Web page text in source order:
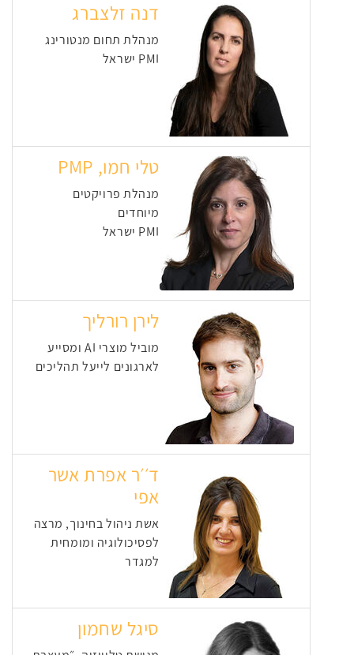
דנה זלצברג
מנהלת תחום מנטורינג
PMI ישראל
טלי חמו, PMP
מנהלת פרויקטים
מיוחדים
PMI ישראל
לירן רורליך
מוביל מוצרי AI ומסייע
לארגונים לייעל תהליכים
ד׳׳ר אפרת אשר
אפי
אשת ניהול בחינוך, מרצה
לפסיכולוגיה ומומחית
למגדר
סיגל שחמון